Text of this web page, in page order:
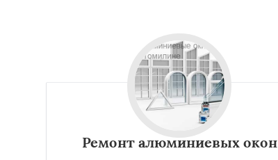
Ремонт алюминиевых окон